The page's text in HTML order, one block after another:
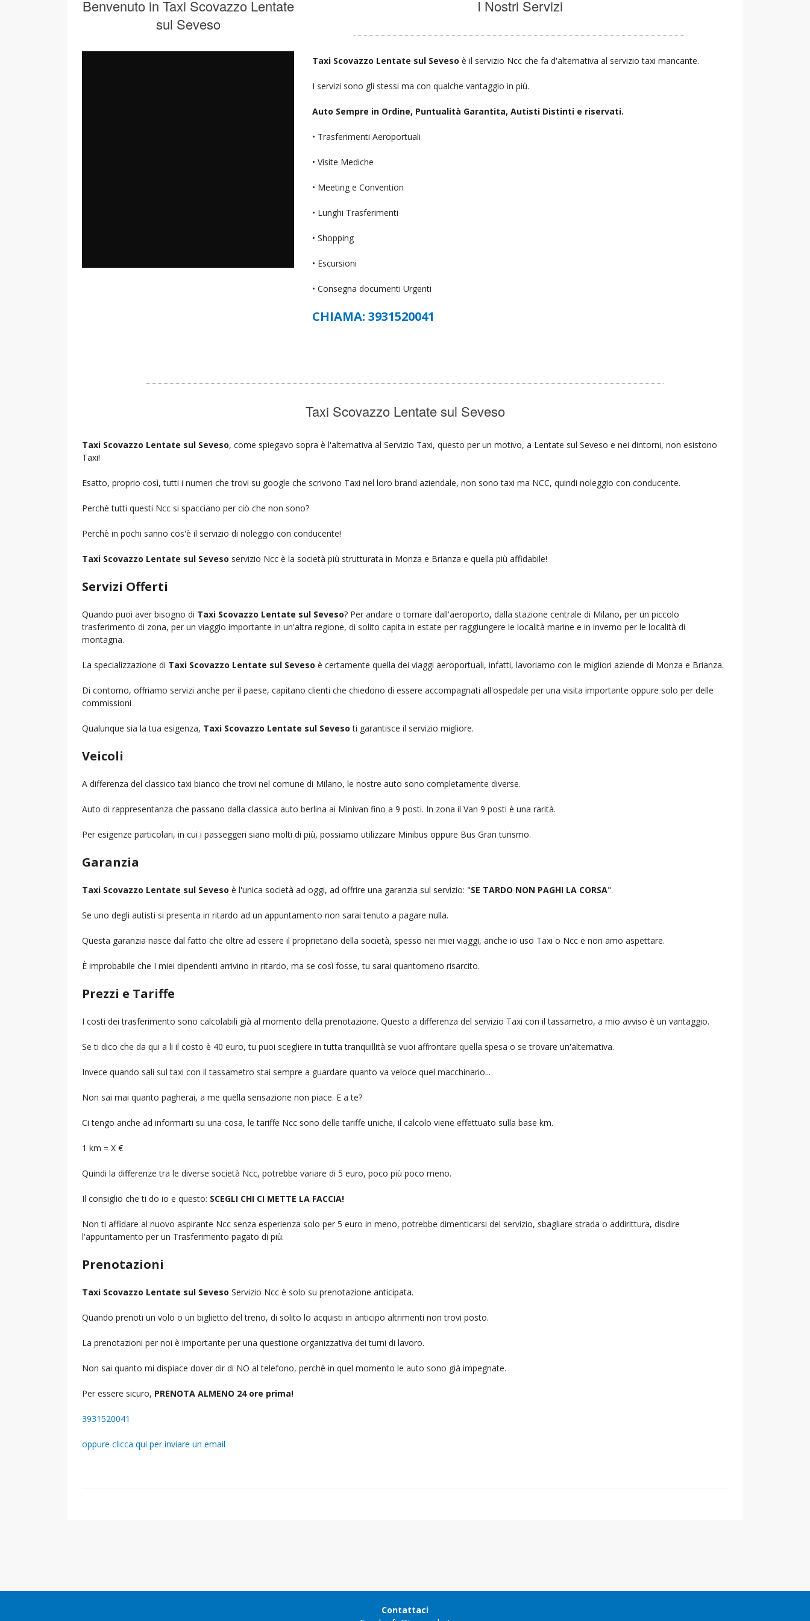
Benvenuto in Taxi Scovazzo Lentate
sul Seveso
I Nostri Servizi
Taxi Scovazzo Lentate sul Sevesoè il servizio Ncc che fa d'alternativa al servizio taxi mancante.
I servizi sono gli stessi ma con qualche vantaggio in più.
Auto Sempre in Ordine, Puntualità Garantita, Autisti Distinti e riservati.
• Trasferimenti Aeroportuali
• Visite Mediche
• Meeting e Convention
• Lunghi Trasferimenti
• Shopping
• Escursioni
• Consegna documenti Urgenti
CHIAMA: 3931520041
Taxi Scovazzo Lentate sul Seveso
Taxi Scovazzo Lentate sul Seveso, come spiegavo sopra è l'alternativa al Servizio Taxi, questo per un motivo, a Lentate sul Seveso e nei dintorni, non esistono
Taxi!
Esatto, proprio così, tutti i numeri che trovi su google che scrivono Taxi nel loro brand aziendale, non sono taxi ma NCC, quindi noleggio con conducente.
Perchè tutti questi Ncc si spacciano per ciò che non sono?
Perchè in pochi sanno cos'è il servizio di noleggio con conducente!
Taxi Scovazzo Lentate sul Seveso servizio Ncc è la società più strutturata in Monza e Brianza e quella più affidabile!
Servizi Offerti
Quando puoi aver bisogno di Taxi Scovazzo Lentate sul Seveso? Per andare o tornare dall'aeroporto, dalla stazione centrale di Milano, per un piccolo
trasferimento di zona, per un viaggio importante in un'altra regione, di solito capita in estate per raggiungere le località marine e in inverno per le località di
montagna.
La specializzazione di Taxi Scovazzo Lentate sul Seveso è certamente quella dei viaggi aeroportuali, infatti, lavoriamo con le migliori aziende di Monza e Brianza.
Di contorno, offriamo servizi anche per il paese, capitano clienti che chiedono di essere accompagnati all'ospedale per una visita importante oppure solo per delle
commissioni
Qualunque sia la tua esigenza, Taxi Scovazzo Lentate sul Seveso ti garantisce il servizio migliore.
Veicoli
A differenza del classico taxi bianco che trovi nel comune di Milano, le nostre auto sono completamente diverse.
Auto di rappresentanza che passano dalla classica auto berlina ai Minivan fino a 9 posti. In zona il Van 9 posti è una rarità.
Per esigenze particolari, in cui i passeggeri siano molti di più, possiamo utilizzare Minibus oppure Bus Gran turismo.
Garanzia
Taxi Scovazzo Lentate sul Seveso è l'unica società ad oggi, ad offrire una garanzia sul servizio: "SE TARDO NON PAGHI LA CORSA".
Se uno degli autisti si presenta in ritardo ad un appuntamento non sarai tenuto a pagare nulla.
Questa garanzia nasce dal fatto che oltre ad essere il proprietario della società, spesso nei miei viaggi, anche io uso Taxi o Ncc e non amo aspettare.
È improbabile che I miei dipendenti arrivino in ritardo, ma se così fosse, tu sarai quantomeno risarcito.
Prezzi e Tariffe
I costi dei trasferimento sono calcolabili già al momento della prenotazione. Questo a differenza del servizio Taxi con il tassametro, a mio avviso è un vantaggio.
Se ti dico che da qui a li il costo è 40 euro, tu puoi scegliere in tutta tranquillità se vuoi affrontare quella spesa o se trovare un'alternativa.
Invece quando sali sul taxi con il tassametro stai sempre a guardare quanto va veloce quel macchinario...
Non sai mai quanto pagherai, a me quella sensazione non piace. E a te?
Ci tengo anche ad informarti su una cosa, le tariffe Ncc sono delle tariffe uniche, il calcolo viene effettuato sulla base km.
1 km = X €
Quindi la differenze tra le diverse società Ncc, potrebbe variare di 5 euro, poco più poco meno.
Il consiglio che ti do io e questo: SCEGLI CHI CI METTE LA FACCIA!
Non ti affidare al nuovo aspirante Ncc senza esperienza solo per 5 euro in meno, potrebbe dimenticarsi del servizio, sbagliare strada o addirittura, disdire
l'appuntamento per un Trasferimento pagato di più.
Prenotazioni
Taxi Scovazzo Lentate sul Seveso Servizio Ncc è solo su prenotazione anticipata.
Quando prenoti un volo o un biglietto del treno, di solito lo acquisti in anticipo altrimenti non trovi posto.
La prenotazioni per noi è importante per una questione organizzativa dei turni di lavoro.
Non sai quanto mi dispiace dover dir di NO al telefono, perchè in quel momento le auto sono già impegnate.
Per essere sicuro, PRENOTA ALMENO 24 ore prima!
3931520041
oppure clicca qui per inviare un email
Contattaci